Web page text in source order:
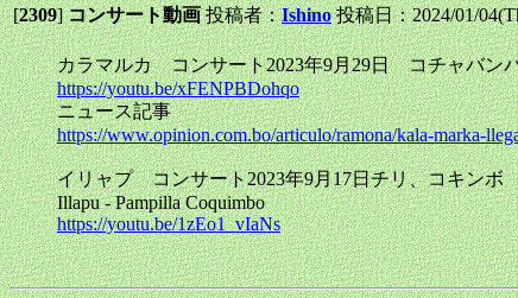
[2309]コンサート動画投稿者：Ishino 投稿日：2024/01/
カラマルカ コンサート2023年9月29日 コチャバ
https://youtu.be/xFENPBDohqo
ニュース記事
https://www.opinion.com.bo/articulo/ramona/kala-marka-
イリャプ コンサート2023年9月17日チリ、コキンボ
Illapu - Pampilla Coquimbo
https://youtu.be/1zEo1_vIaNs